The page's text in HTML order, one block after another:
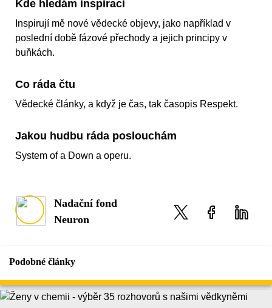
Kde hledám inspiraci
Inspirují mě nové vědecké objevy, jako například v
poslední době fázové přechody a jejich principy v
buňkách.
Co ráda čtu
Vědecké články, a když je čas, tak časopis Respekt.
Jakou hudbu ráda poslouchám
System of a Down a operu.
Nadační fond
Neuron
Podobné články